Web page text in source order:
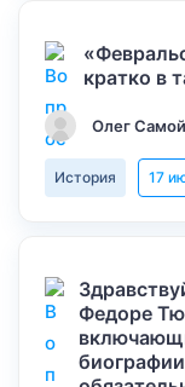
кратко в
Олег
История 17
Федоре